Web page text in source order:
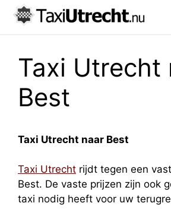
Taxi Utrecht
Best
Taxi Utrecht naar Best
Taxi Utrecht rijdt tegen een
Best. De vaste prijzen zijn ook
taxi nodig heeft voor uw